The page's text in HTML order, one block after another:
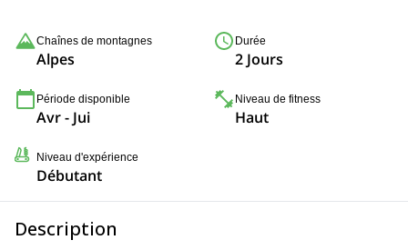
Chaînes de montagnes
Alpes
Durée
2 Jours
Période disponible
Avr - Jui
Niveau de fitness
Haut
Niveau d'expérience
Débutant
Description